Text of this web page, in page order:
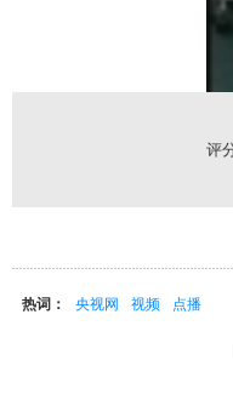
评
热词： 央视网 视频 点播